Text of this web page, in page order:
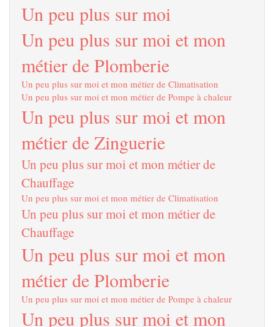
Un peu plus sur moi
Un peu plus sur moi et mon
métier de Plomberie
Un peu plus sur moi et mon métier de Climatisation
Un peu plus sur moi et mon métier de Pompe à chaleur
Un peu plus sur moi et mon
métier de Zinguerie
Un peu plus sur moi et mon métier de
Chauffage
Un peu plus sur moi et mon métier de Climatisation
Un peu plus sur moi et mon métier de
Chauffage
Un peu plus sur moi et mon
métier de Plomberie
Un peu plus sur moi et mon métier de Pompe à chaleur
Un peu plus sur moi et mon